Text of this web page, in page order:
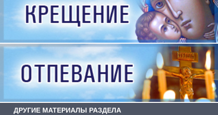
ДРУГИЕ МАТЕРИАЛЫ РАЗДЕЛА